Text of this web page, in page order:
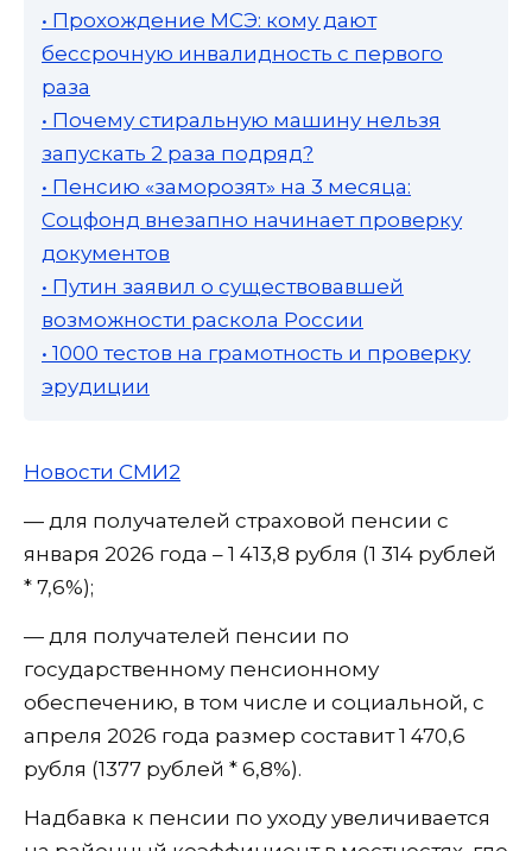
• Прохождение МСЭ: кому дают
бессрочную инвалидность с первого
раза
• Почему стиральную машину нельзя
запускать 2 раза подряд?
• Пенсию «заморозят» на 3 месяца:
Соцфонд внезапно начинает проверку
документов
• Путин заявил о существовавшей
возможности раскола России
• 1000 тестов на грамотность и проверку
эрудиции
Новости СМИ2
— для получателей страховой пенсии с
января 2026 года – 1 413,8 рубля (1 314 рублей
* 7,6%);
— для получателей пенсии по
государственному пенсионному
обеспечению, в том числе и социальной, с
апреля 2026 года размер составит 1 470,6
рубля (1377 рублей * 6,8%).
Надбавка к пенсии по уходу увеличивается